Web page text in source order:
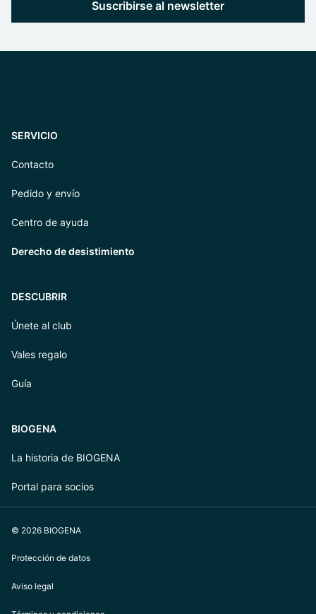
Suscribirse al newsletter
SERVICIO
Contacto
Pedido y envío
Centro de ayuda
Derecho de desistimiento
DESCUBRIR
Únete al club
Vales regalo
Guía
BIOGENA
La historia de BIOGENA
Portal para socios
© 2026 BIOGENA
Protección de datos
Aviso legal